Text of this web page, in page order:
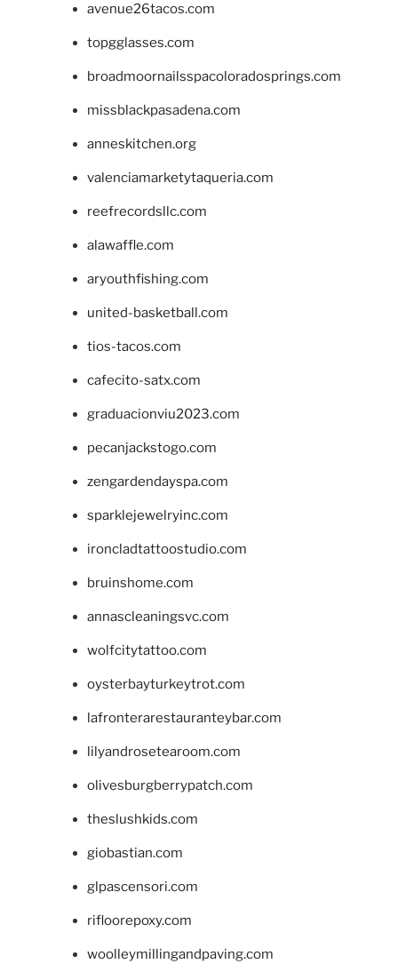
avenue26tacos.com
topgglasses.com
broadmoornailsspacoloradosprings.com
missblackpasadena.com
anneskitchen.org
valenciamarketytaqueria.com
reefrecordsllc.com
alawaffle.com
aryouthfishing.com
united-basketball.com
tios-tacos.com
cafecito-satx.com
graduacionviu2023.com
pecanjackstogo.com
zengardendayspa.com
sparklejewelryinc.com
ironcladtattoostudio.com
bruinshome.com
annascleaningsvc.com
wolfcitytattoo.com
oysterbayturkeytrot.com
lafronterarestauranteybar.com
lilyandrosetearoom.com
olivesburgberrypatch.com
theslushkids.com
giobastian.com
glpascensori.com
rifloorepoxy.com
woolleymillingandpaving.com